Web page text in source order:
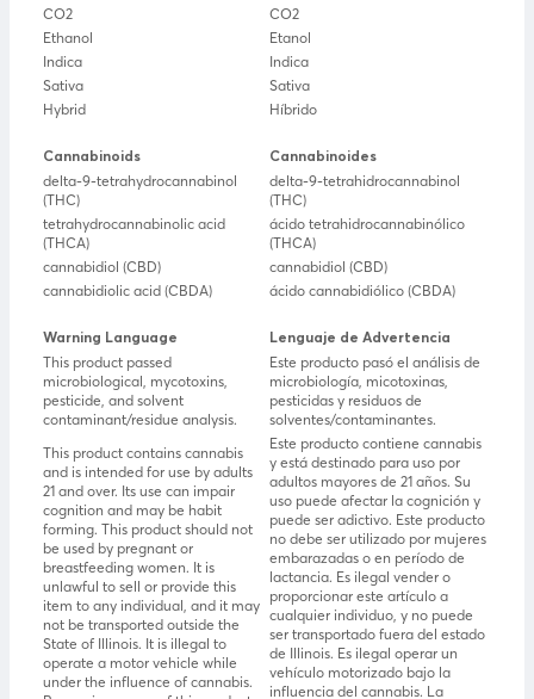
CO2
CO2
Ethanol
Etanol
Indica
Indica
Sativa
Sativa
Hybrid
Híbrido
Cannabinoids Cannabinoides
delta-9-tetrahydrocannabinol
(THC)
delta-9-tetrahidrocannabinol
(THC)
tetrahydrocannabinolic acid
(THCA)
ácido tetrahidrocannabinólico
(THCA)
cannabidiol (CBD)
cannabidiol (CBD)
cannabidiolic acid (CBDA)
ácido cannabidiólico (CBDA)
Warning Language Lenguaje de Advertencia
This product passed
microbiological, mycotoxins,
pesticide, and solvent
contaminant/residue analysis.
Este producto pasó el análisis de
microbiología, micotoxinas,
pesticidas y residuos de
solventes/contaminantes.
This product contains cannabis
and is intended for use by adults
21 and over. Its use can impair
cognition and may be habit
forming. This product should not
be used by pregnant or
breastfeeding women. It is
unlawful to sell or provide this
item to any individual, and it may
not be transported outside the
State of Illinois. It is illegal to
operate a motor vehicle while
under the influence of cannabis.
Este producto contiene cannabis
y está destinado para uso por
adultos mayores de 21 años. Su
uso puede afectar la cognición y
puede ser adictivo. Este producto
no debe ser utilizado por mujeres
embarazadas o en período de
lactancia. Es ilegal vender o
proporcionar este artículo a
cualquier individuo, y no puede
ser transportado fuera del estado
de Illinois. Es ilegal operar un
vehículo motorizado bajo la
influencia del cannabis. La